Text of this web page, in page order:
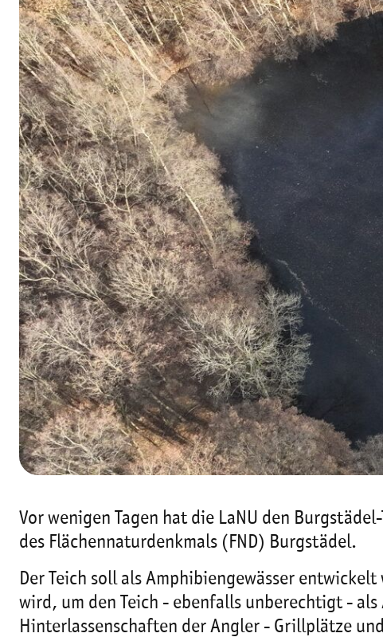
Vor wenigen Tagen hat die LaNU den
des Flächennaturdenkmals (FND) Burgstädel.
Der Teich soll als Amphibiengewässer
wird, um den Teich - ebenfalls unberechtigt -
Hinterlassenschaften der Angler - Grillplätze